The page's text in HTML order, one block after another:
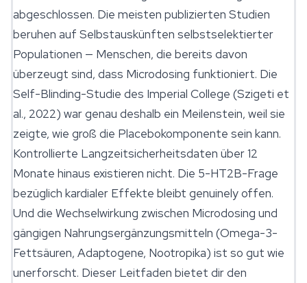
abgeschlossen. Die meisten publizierten Studien
beruhen auf Selbstauskünften selbstselektierter
Populationen — Menschen, die bereits davon
überzeugt sind, dass Microdosing funktioniert. Die
Self-Blinding-Studie des Imperial College (Szigeti et
al., 2022) war genau deshalb ein Meilenstein, weil sie
zeigte, wie groß die Placebokomponente sein kann.
Kontrollierte Langzeitsicherheitsdaten über 12
Monate hinaus existieren nicht. Die 5-HT2B-Frage
bezüglich kardialer Effekte bleibt genuinely offen.
Und die Wechselwirkung zwischen Microdosing und
gängigen Nahrungsergänzungsmitteln (Omega-3-
Fettsäuren, Adaptogene, Nootropika) ist so gut wie
unerforscht. Dieser Leitfaden bietet dir den